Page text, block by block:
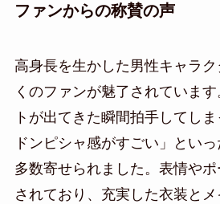
ファンからの称賛の声
高身長を生かした男性キャラ
くのファンが魅了されていま
トが出てきた瞬間拍手してし
ドンピシャ感がすごい」とい
多数寄せられました。表情や
されており、充実した衣装と